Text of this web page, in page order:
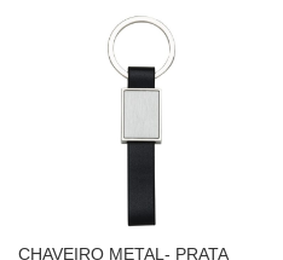
CHAVEIRO METAL- PRATA